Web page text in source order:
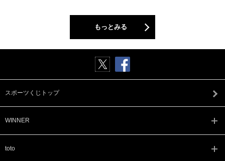
もっとみる
スポーツくじトップ
WINNER
toto